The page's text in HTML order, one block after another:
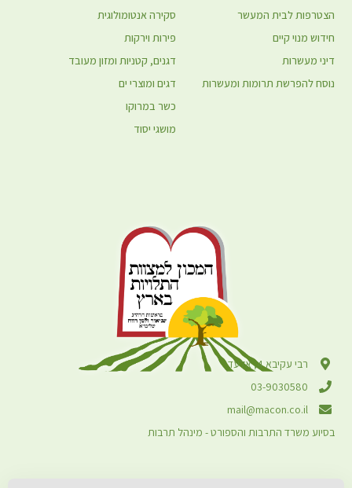
רבי עקיבא 4, אלעד
03-9030580
mail@macon.co.il
בסיוע משרד התרבות והספורט - מינהל תרבות
סקירה אנטומולוגית
פירות וירקות
דגנים, קטניות ומזון מעובד
דגים ומוצרי ים
כשר במרוקו
מושגי יסוד
הצטרפות לבית המעשר
חידוש מנוי קיים
דיני מעשרות
נוסח להפרשת תרומות ומעשרות